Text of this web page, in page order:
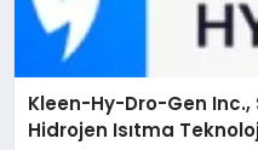
Kleen-Hy-Dro-Gen Inc.,
Hidrojen Isıtma